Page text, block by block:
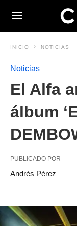
INICIO NOTICIAS
Noticias
El Alfa
álbum
PUBLICADO POR
Andrés Pérez